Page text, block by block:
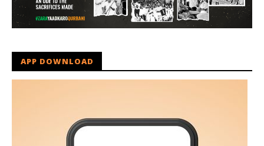
APP DOWNLOAD